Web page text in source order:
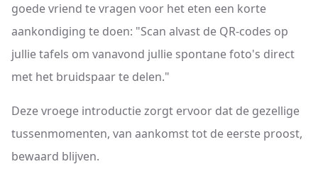
goede vriend te vragen voor het eten een korte
aankondiging te doen: "Scan alvast de QR-codes op
jullie tafels om vanavond jullie spontane foto's direct
met het bruidspaar te delen."
Deze vroege introductie zorgt ervoor dat de gezellige
tussenmomenten, van aankomst tot de eerste proost,
bewaard blijven.